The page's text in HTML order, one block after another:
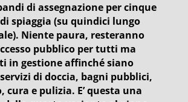
di assegnazione per cinque
spiaggia (su quindici lungo
Niente paura, resteranno
pubblico per tutti ma
in gestione affinché siano
di doccia, bagni pubblici,
cura e pulizia. E’ questa una